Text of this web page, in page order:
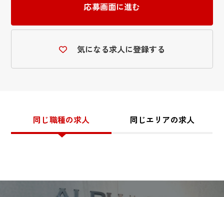
応募画面に進む
気になる求人に登録する
同じ職種の求人 同じエリアの求人